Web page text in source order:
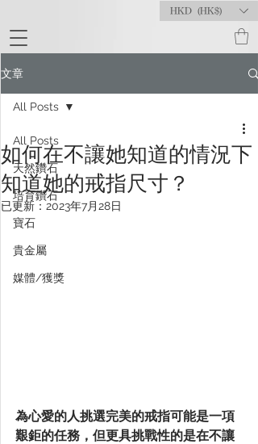
HKD (HK$)
文章
All Posts
天然鑽石
培育鑽石
寶石
貴金屬
媒體/獲獎
All Posts
如何在不讓她知道的情況下
知道她的戒指尺寸？
已更新： 2023年7月28日
為心愛的人挑選完美的戒指可能是一項
艱鉅的任務，但更具挑戰性的是在不讓